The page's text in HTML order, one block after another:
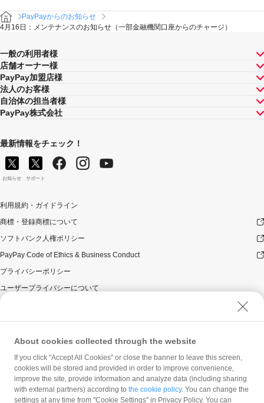
PayPayからのお知らせ
4月16日：メンテナンスのお知らせ（一部金融機関口座からのチャージ）
一般の利用者様
店舗オーナー様
PayPay加盟店様
法人のお客様
自治体の担当者様
PayPay株式会社
最新情報をチェック！
お知らせ サポート
利用規約・ガイドライン
商標・登録商標について
ソフトバンク人権ポリシー
PayPay Code of Ethics & Business Conduct
プライバシーポリシー
ユーザープライバシーについて
ウェブサイト利用規約
反社会的勢力に対する方針
勧誘方針
マネロン等基本方針
カスタマーハラスメントに関する当社の考え方
About cookies collected through the website
If you click "Accept All Cookies" or close the banner to leave this screen,
cookies will be stored and provided in order to improve convenience,
improve the site, provide information and analyze data (including sharing
with external partners) according to the cookie policy. You can change the
settings at any time from "Cookie Settings" in Privacy Policy. You can